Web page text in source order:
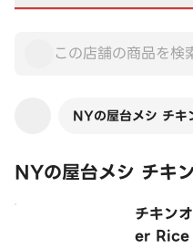
NYの屋台メシ チキ
NYの屋台メシ チキ
チキン
er Rice